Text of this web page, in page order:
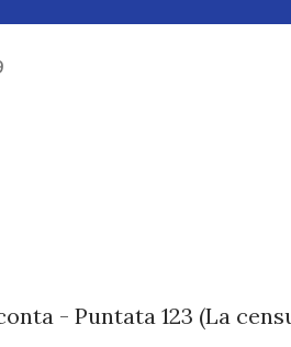
- Puntata 123 (La